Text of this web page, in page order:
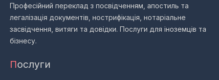
Професійний переклад з посвідченням, апостиль та
легалізація документів, нострифікація, нотаріальне
засвідчення, витяги та довідки. Послуги для іноземців та
бізнесу.
Послуги